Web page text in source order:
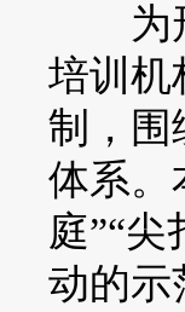
为形
培训机
制，围
体系。
庭”“
动的示